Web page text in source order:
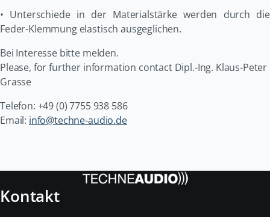
• Unterschiede in der Materialstärke werden durch die
Feder-Klemmung elastisch ausgeglichen.
Bei Interesse bitte melden.
Please, for further information contact Dipl.-Ing. Klaus-Peter
Grasse
Telefon: +49 (0) 7755 938 586
Email: info@techne-audio.de
Kontakt